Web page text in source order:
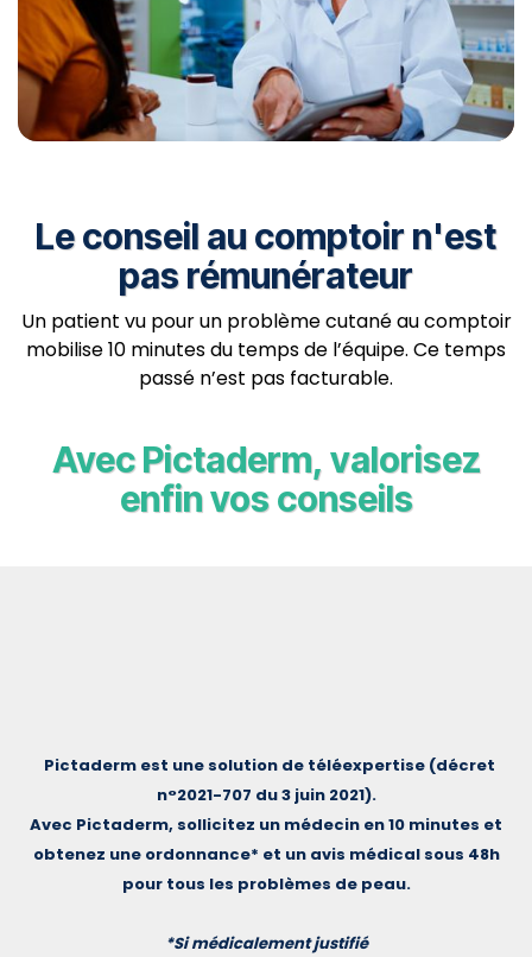
Le conseil au comptoir n'est
pas rémunérateur
Un patient vu pour un problème cutané au comptoir
mobilise 10 minutes du temps de l’équipe. Ce temps
passé n’est pas facturable.
Avec Pictaderm, valorisez
enfin vos conseils
Pictaderm est une solution de téléexpertise (décret
n°2021-707 du 3 juin 2021).
Avec Pictaderm, sollicitez un médecin en 10 minutes et
obtenez une ordonnance* et un avis médical sous 48h
pour tous les problèmes de peau.
*Si médicalement justifié